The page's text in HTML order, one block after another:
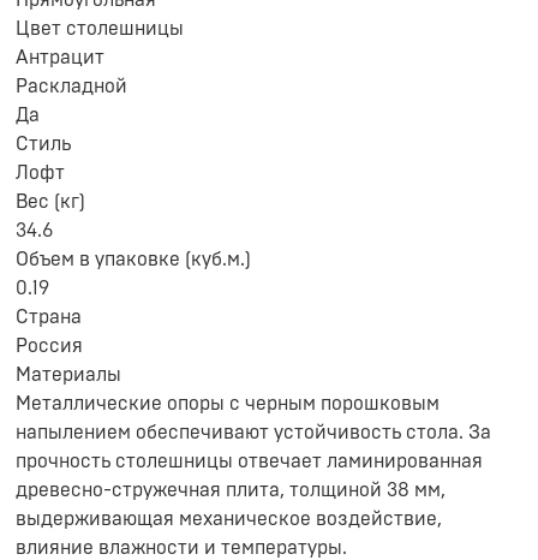
Цвет столешницы
Антрацит
Раскладной
Да
Стиль
Лофт
Вес (кг)
34.6
Объем в упаковке (куб.м.)
0.19
Страна
Россия
Материалы
Металлические опоры с черным порошковым
напылением обеспечивают устойчивость стола. За
прочность столешницы отвечает ламинированная
древесно-стружечная плита, толщиной 38 мм,
выдерживающая механическое воздействие,
влияние влажности и температуры.